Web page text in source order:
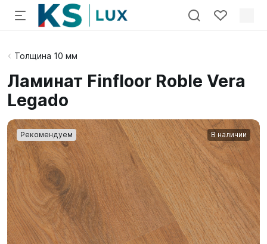
Толщина 10 мм
Ламинат Finfloor Roble Vera
Legado
Рекомендуем В наличии